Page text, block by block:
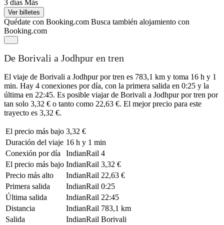
3 días Más
Ver billetes
Quédate con Booking.com Busca también alojamiento con
Booking.com
De Borivali a Jodhpur en tren
El viaje de Borivali a Jodhpur por tren es 783,1 km y toma 16 h y 1
min. Hay 4 conexiones por día, con la primera salida en 0:25 y la
última en 22:45. Es posible viajar de Borivali a Jodhpur por tren por
tan solo 3,32 € o tanto como 22,63 €. El mejor precio para este
trayecto es 3,32 €.
El precio más bajo 3,32 €
Duración del viaje 16 h y 1 min
Conexión por día
IndianRail 4
El precio más bajo IndianRail 3,32 €
Precio más alto
IndianRail 22,63 €
Primera salida
IndianRail 0:25
Última salida
IndianRail 22:45
Distancia
IndianRail 783,1 km
Salida
IndianRail Borivali